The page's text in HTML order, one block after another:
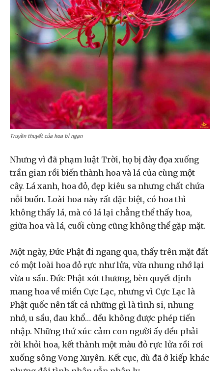
Truyền thuyết của hoa bỉ ngạn
Nhưng vì đã phạm luật Trời, họ bị đày đọa xuống
trần gian rồi biến thành hoa và lá của cùng một
cây. Lá xanh, hoa đỏ, đẹp kiêu sa nhưng chất chứa
nỗi buồn. Loài hoa này rất đặc biệt, có hoa thì
không thấy lá, mà có lá lại chẳng thể thấy hoa,
giữa hoa và lá, cuối cùng cũng không thể gặp mặt.
Một ngày, Đức Phật đi ngang qua, thấy trên mặt đất
có một loài hoa đỏ rực như lửa, vừa nhung nhớ lại
vừa u sầu. Đức Phật xót thương, bèn quyết định
mang hoa về miền Cực Lạc, nhưng vì Cực Lạc là
Phật quốc nên tất cả những gì là tình si, nhung
nhớ, u sầu, đau khổ… đều không được phép tiến
nhập. Những thứ xúc cảm con người ấy đều phải
rời khỏi hoa, kết thành một màu đỏ rực lửa rồi rơi
xuống sông Vong Xuyên. Kết cục, dù đã ở kiếp khác